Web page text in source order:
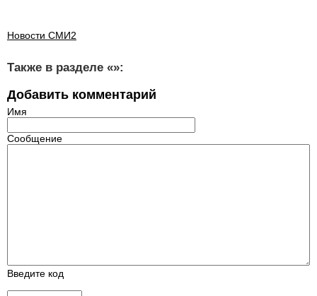
Новости СМИ2
Также в разделе «»:
Добавить комментарий
Имя
Сообщение
Введите код